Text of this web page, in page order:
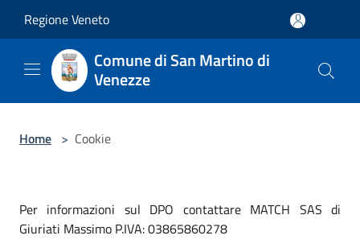
Regione Veneto
Comune di San Martino di
Venezze
Home > Cookie
Per informazioni sul DPO contattare MATCH SAS di
Giuriati Massimo P.IVA: 03865860278